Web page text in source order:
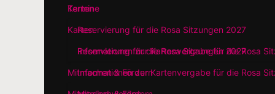
Karten
Reservierung für die Rosa Sitzungen 2027
Informationen zur Kartenvergabe für die Rosa
Mitmachen & Fördern